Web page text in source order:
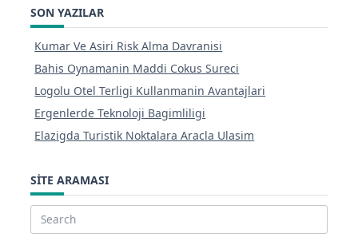
SON YAZILAR
Kumar Ve Asiri Risk Alma Davranisi
Bahis Oynamanin Maddi Cokus Sureci
Logolu Otel Terligi Kullanmanin Avantajlari
Ergenlerde Teknoloji Bagimliligi
Elazigda Turistik Noktalara Aracla Ulasim
SITE ARAMASI
Search